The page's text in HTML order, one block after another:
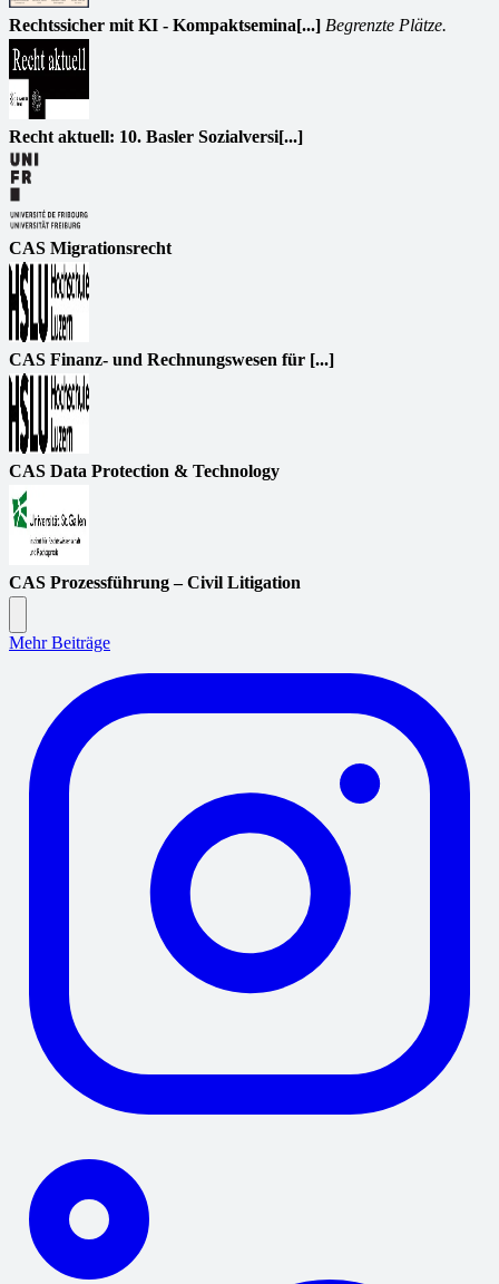
Rechtssicher mit KI - Kompaktsemina[...] Begrenzte Plätze.
Recht aktuell: 10. Basler Sozialversi[...]
CAS Migrationsrecht
CAS Finanz- und Rechnungswesen für [...]
CAS Data Protection & Technology
CAS Prozessführung – Civil Litigation
Mehr Beiträge